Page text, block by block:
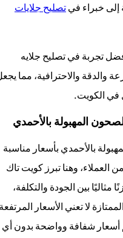
خبراء في تصليح جلايات
تجربة في تصليح جلايه
والاحترافية، مما يجعل
في الكويت.
المهبولة بالأحمدي
بالأحمدي بأسعار مناسبة
العملاء، وهنا تبرز كويت تاك
بين الجودة والتكلفة،
لا تعني الأسعار المرتفعة،
شفافة وواضحة بدون أي